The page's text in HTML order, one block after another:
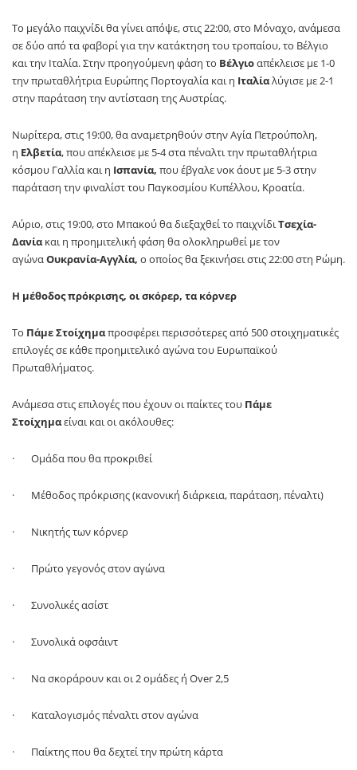
Το μεγάλο παιχνίδι θα γίνει απόψε, στις 22:00, στο Μόναχο, ανάμεσα
σε δύο από τα φαβορί για την κατάκτηση του τροπαίου, το Βέλγιο
και την Ιταλία. Στην προηγούμενη φάση το Βέλγιοαπέκλεισε με 1-0
την πρωταθλήτρια Ευρώπης Πορτογαλία και η Ιταλίαλύγισε με 2-1
στην παράταση την αντίσταση της Αυστρίας.
Νωρίτερα, στις 19:00, θα αναμετρηθούν στην Αγία Πετρούπολη,
η Ελβετία, που απέκλεισε με 5-4 στα πέναλτι την πρωταθλήτρια
κόσμου Γαλλία και η Ισπανία, που έβγαλε νοκ άουτ με 5-3 στην
παράταση την φιναλίστ του Παγκοσμίου Κυπέλλου, Κροατία.
Αύριο, στις 19:00, στο Μπακού θα διεξαχθεί το παιχνίδιΤσεχία-
Δανία και η προημιτελική φάση θα ολοκληρωθεί με τον
αγώναΟυκρανία-Αγγλία, ο οποίος θα ξεκινήσει στις 22:00 στη Ρώμη.
Η μέθοδος πρόκρισης, οι σκόρερ, τα κόρνερ
Το Πάμε Στοίχημαπροσφέρει περισσότερες από 500 στοιχηματικές
επιλογές σε κάθε προημιτελικό αγώνα του Ευρωπαϊκού
Πρωταθλήματος.
Ανάμεσα στις επιλογές που έχουν οι παίκτες του Πάμε
Στοίχημαείναι και οι ακόλουθες:
· Ομάδα που θα προκριθεί
· Μέθοδος πρόκρισης (κανονική διάρκεια, παράταση, πέναλτι)
· Νικητής των κόρνερ
· Πρώτο γεγονός στον αγώνα
· Συνολικές ασίστ
· Συνολικά οφσάιντ
· Να σκοράρουν και οι 2 ομάδες ή Over2,5
· Καταλογισμός πέναλτι στον αγώνα
· Παίκτης που θα δεχτεί την πρώτη κάρτα